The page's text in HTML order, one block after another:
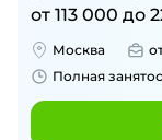
от 113 000 до
Москва
Полная